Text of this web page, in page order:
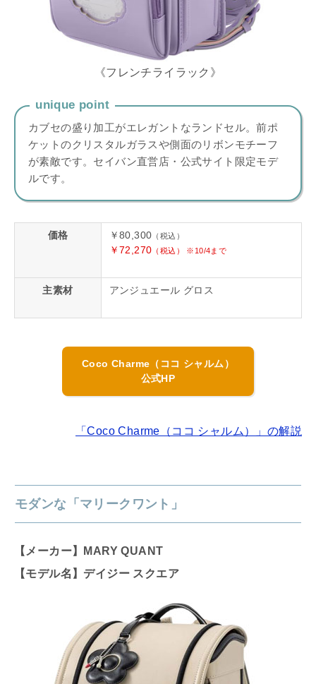
《フレンチライラック》
unique point
カブセの盛り加工がエレガントなランドセル。前ポ
ケットのクリスタルガラスや側面のリボンモチーフ
が素敵です。セイバン直営店・公式サイト限定モデ
ルです。
価格 ￥80,300 （税込）
￥72,270 （税込） ※10/4まで
主素材 アンジュエール グロス
Coco Charme（ココ シャルム）
公式HP
「Coco Charme（ココ シャルム）」の解説
モダンな「マリークワント」
【メーカー】MARY QUANT
【モデル名】デイジー スクエア